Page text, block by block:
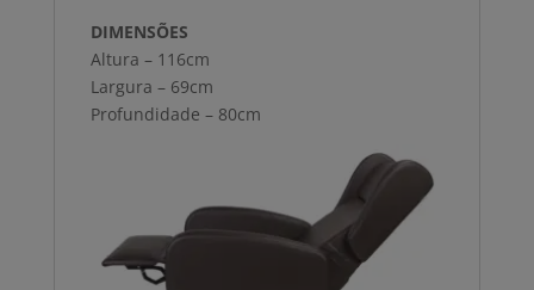
DIMENSÕES
Altura – 116cm
Largura – 69cm
Profundidade – 80cm